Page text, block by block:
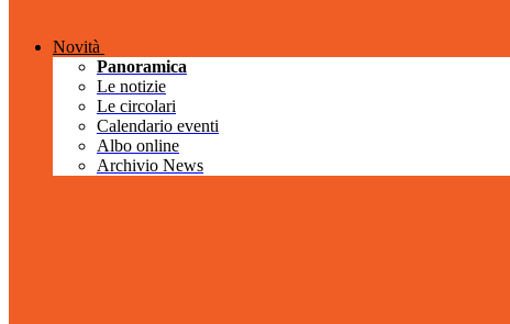
Novità
Panoramica
Le notizie
Le circolari
Calendario eventi
Albo online
Archivio News